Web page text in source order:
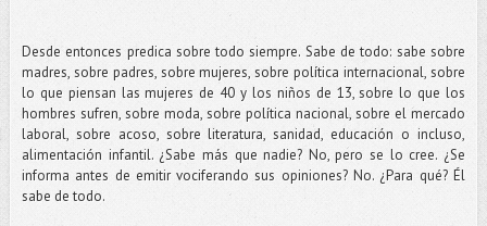
Desde entonces predica sobre todo siempre. Sabe de todo: sabe sobre
madres, sobre padres, sobre mujeres, sobre política internacional, sobre
lo que piensan las mujeres de 40 y los niños de 13, sobre lo que los
hombres sufren, sobre moda, sobre política nacional, sobre el mercado
laboral, sobre acoso, sobre literatura, sanidad, educación o incluso,
alimentación infantil. ¿Sabe más que nadie? No, pero se lo cree. ¿Se
informa antes de emitir vociferando sus opiniones? No. ¿Para qué? Él
sabe de todo.